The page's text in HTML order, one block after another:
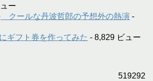
ー
クールな丹波哲郎の予想外の熱演 -
ギフト券を作ってみた - 8,829 ビュー
519292